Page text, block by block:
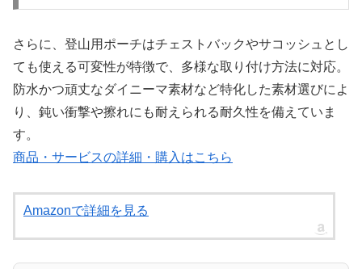
さらに、登山用ポーチはチェストバックやサコッシュとし
ても使える可変性が特徴で、多様な取り付け方法に対応。
防水かつ頑丈なダイニーマ素材など特化した素材選びによ
り、鈍い衝撃や擦れにも耐えられる耐久性を備えていま
す。
商品・サービスの詳細・購入はこちら
Amazonで詳細を見る